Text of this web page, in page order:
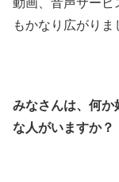
動画、音声サービ
もかなり広がりま
みなさんは、何か
な人がいますか？